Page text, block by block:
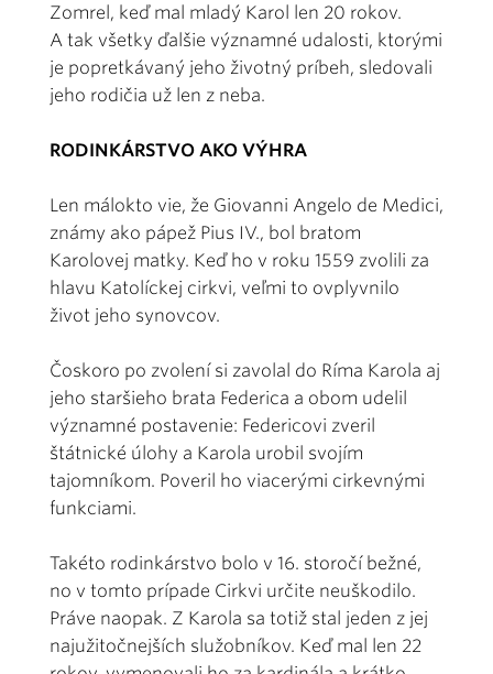
Zomrel, keď mal mladý Karol len 20 rokov.
A tak všetky ďalšie významné udalosti, ktorými
je popretkávaný jeho životný príbeh, sledovali
jeho rodičia už len z neba.
RODINKÁRSTVO AKO VÝHRA
Len málokto vie, že Giovanni Angelo de Medici,
známy ako pápež Pius IV., bol bratom
Karolovej matky. Keď ho v roku 1559 zvolili za
hlavu Katolíckej cirkvi, veľmi to ovplyvnilo
život jeho synovcov.
Čoskoro po zvolení si zavolal do Ríma Karola aj
jeho staršieho brata Federica a obom udelil
významné postavenie: Federicovi zveril
štátnické úlohy a Karola urobil svojím
tajomníkom. Poveril ho viacerými cirkevnými
funkciami.
Takéto rodinkárstvo bolo v 16. storočí bežné,
no v tomto prípade Cirkvi určite neuškodilo.
Práve naopak. Z Karola sa totiž stal jeden z jej
najužitočnejších služobníkov. Keď mal len 22